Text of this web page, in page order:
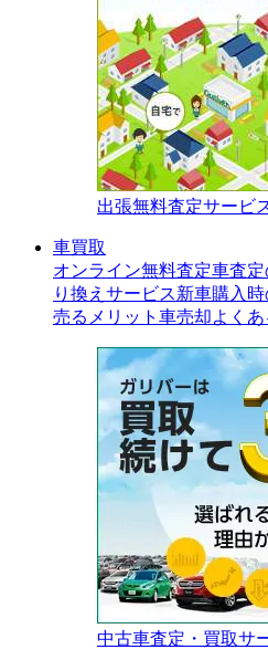
出張無料査定サービ
車買取
オンライン無料査定車査
り換えサービス新車購入
売るメリット 車売却よくあ
中古車査定・買取サ